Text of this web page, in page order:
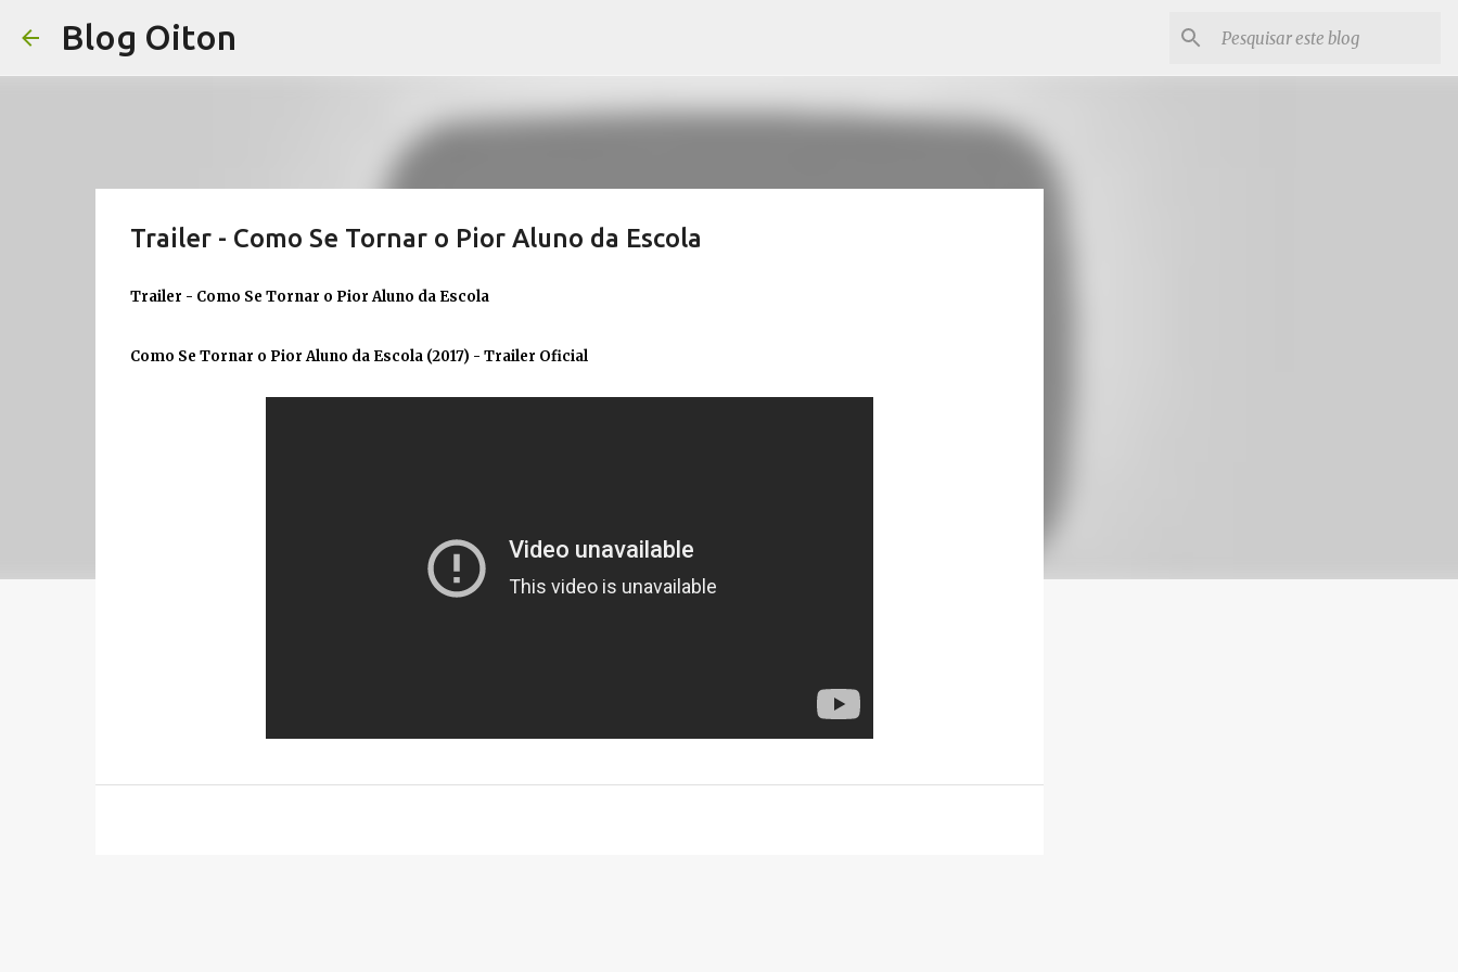
Blog Oiton
Trailer - Como Se Tornar o Pior Aluno da Escola
Trailer - Como Se Tornar o Pior Aluno da Escola
Como Se Tornar o Pior Aluno da Escola (2017) - Trailer Oficial